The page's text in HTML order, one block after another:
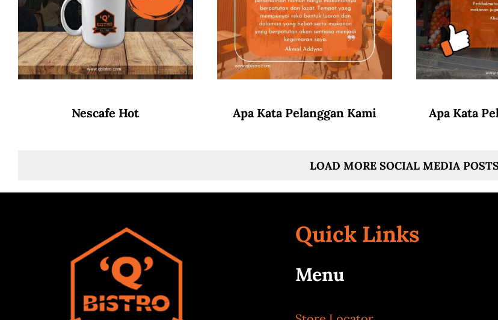
Nescafe Hot Apa Kata Pelanggan Kami Apa Kata
LOAD MORE SOCIAL MEDIA
Quick Links
Menu